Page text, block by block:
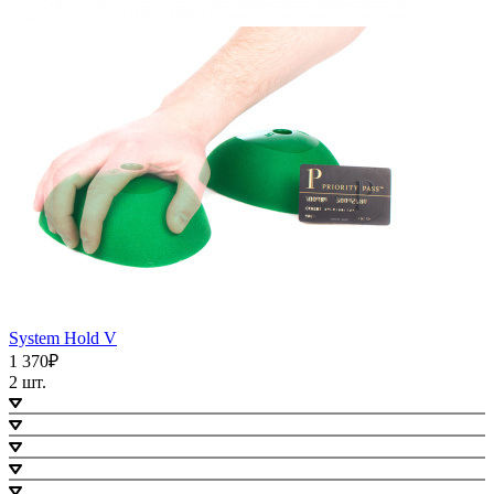
System Hold V
1 370₽
2 шт.